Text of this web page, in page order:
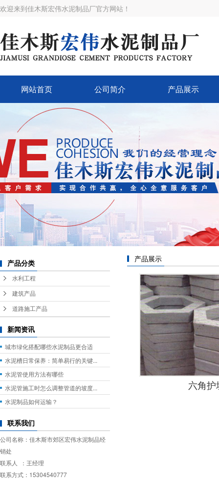
欢迎来到佳木斯宏伟水泥制品厂官方网站！
网站首页 公司简介 产品展示
产品分类
水利工程
建筑产品
道路施工产品
新闻资讯
城市绿化搭配哪些水泥制品更合适
水泥槽日常保养：简单易行的关键...
水泥管使用方法有哪些
水泥管施工时怎么调整管道的坡度...
水泥制品如何运输？
联系我们
公司名称：佳木斯市郊区宏伟水泥制品经
销处
联系人 ：王经理
联系方式：15304540777
产品展示
六角护